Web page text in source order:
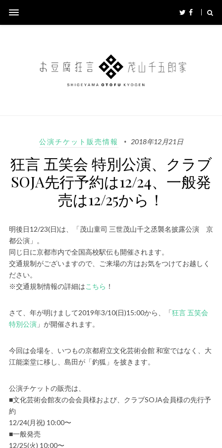
公演チケット販売情報 2018年12月21日
狂言 五笑会 特別公演、クラブ
SOJA先行予約は12/24、一般発
売は12/25から！
明後日12/23(日)は、「茂山童司 三世茂山千之丞襲名披露公演 京
都公演」。
同じ日に京都市内で全国高校駅伝も開催されます。
交通規制がございますので、ご来場の方はお気をつけてお越しく
ださい。
※交通規制情報の詳細はこちら ！
さて、年が明けまして2019年3/10(日)15:00から、「狂言 五笑会
特別公演」が開催されます。
今回は会場を、いつもの京都府立文化芸術会館 和室ではなく、大
江能楽堂に移し、島田が「釣狐」を披きます。
公演チケットの販売は、
■文化芸術会館友の会会員様および、クラブSOJA会員様の先行予
約
12/24(月祝) 10:00〜
■一般発売
12/25(火) 10:00〜